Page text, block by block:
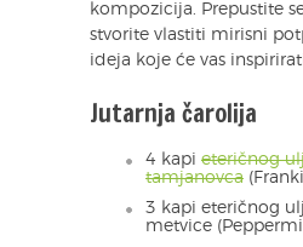
kompozicija. Prepustite
stvorite vlastiti mirisni
ideja koje će vas
Jutarnja čarolija
4 kapi eteričnog
tamjanovca
3 kapi eteričnog
metvice